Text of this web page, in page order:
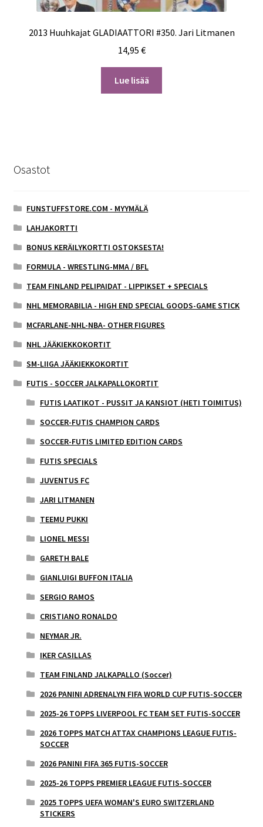
2013 Huuhkajat GLADIAATTORI #350. Jari Litmanen
14,95 €
Lue lisää
Osastot
FUNSTUFFSTORE.COM - MYYMÄLÄ
LAHJAKORTTI
BONUS KERÄILYKORTTI OSTOKSESTA!
FORMULA - WRESTLING-MMA / BFL
TEAM FINLAND PELIPAIDAT - LIPPIKSET + SPECIALS
NHL MEMORABILIA - HIGH END SPECIAL GOODS-GAME STICK
MCFARLANE-NHL-NBA- OTHER FIGURES
NHL JÄÄKIEKKOKORTIT
SM-LIIGA JÄÄKIEKKOKORTIT
FUTIS - SOCCER JALKAPALLOKORTIT
FUTIS LAATIKOT - PUSSIT JA KANSIOT (HETI TOIMITUS)
SOCCER-FUTIS CHAMPION CARDS
SOCCER-FUTIS LIMITED EDITION CARDS
FUTIS SPECIALS
JUVENTUS FC
JARI LITMANEN
TEEMU PUKKI
LIONEL MESSI
GARETH BALE
GIANLUIGI BUFFON ITALIA
SERGIO RAMOS
CRISTIANO RONALDO
NEYMAR JR.
IKER CASILLAS
TEAM FINLAND JALKAPALLO (Soccer)
2026 PANINI ADRENALYN FIFA WORLD CUP FUTIS-SOCCER
2025-26 TOPPS LIVERPOOL FC TEAM SET FUTIS-SOCCER
2026 TOPPS MATCH ATTAX CHAMPIONS LEAGUE FUTIS-
SOCCER
2026 PANINI FIFA 365 FUTIS-SOCCER
2025-26 TOPPS PREMIER LEAGUE FUTIS-SOCCER
2025 TOPPS UEFA WOMAN'S EURO SWITZERLAND
STICKERS